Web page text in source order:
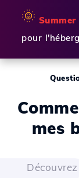
🌞 Summer
pour
mes